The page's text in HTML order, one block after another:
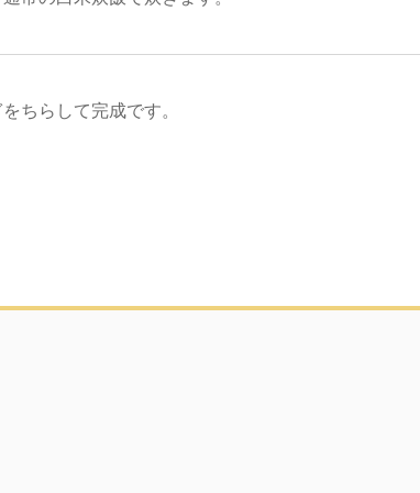
ちらして完成です。